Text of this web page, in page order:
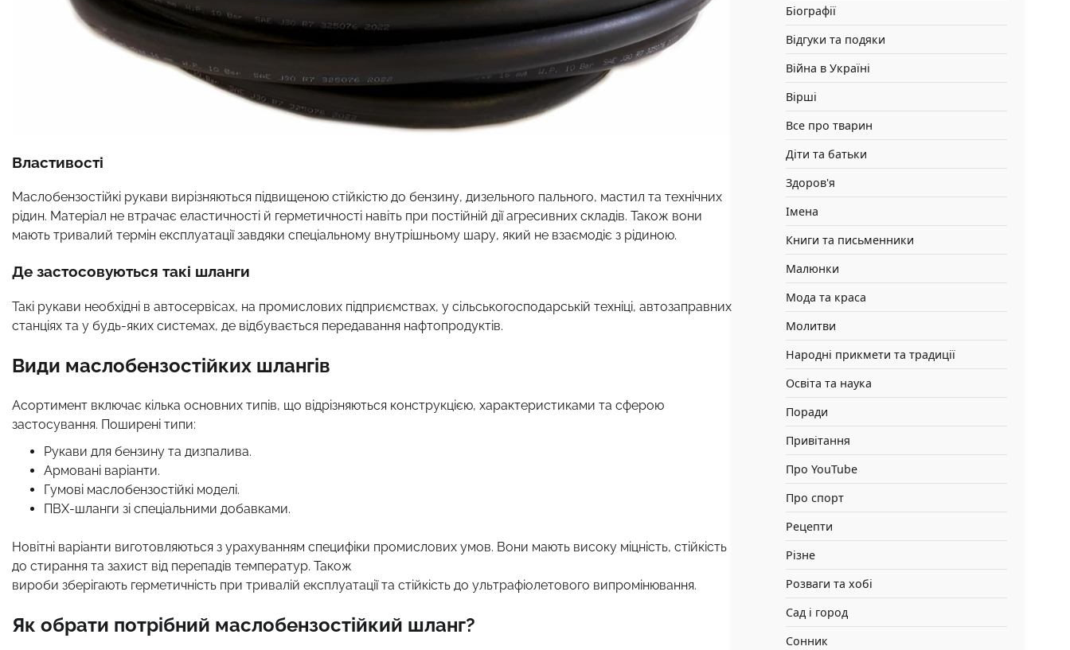
Властивості
Маслобензостійкі рукави вирізняються підвищеною стійкістю до бензину, дизельного пального, мастил та технічних
рідин. Матеріал не втрачає еластичності й герметичності навіть при постійній дії агресивних складів. Також вони
мають тривалий термін експлуатації завдяки спеціальному внутрішньому шару, який не взаємодіє з рідиною.
Де застосовуються такі шланги
Такі рукави необхідні в автосервісах, на промислових підприємствах, у сільськогосподарській техніці, автозаправних
станціях та у будь-яких системах, де відбувається передавання нафтопродуктів.
Види маслобензостійких шлангів
Асортимент включає кілька основних типів, що відрізняються конструкцією, характеристиками та сферою
застосування. Поширені типи:
Рукави для бензину та дизпалива.
Армовані варіанти.
Гумові маслобензостійкі моделі.
ПВХ-шланги зі спеціальними добавками.
Новітні варіанти виготовляються з урахуванням специфіки промислових умов. Вони мають високу міцність, стійкість
до стирання та захист від перепадів температур. Також
вироби зберігають герметичність при тривалій експлуатації та стійкість до ультрафіолетового випромінювання.
Як обрати потрібний маслобензостійкий шланг?
Біографії
Відгуки та подяки
Війна в Україні
Вірші
Все про тварин
Діти та батьки
Здоров'я
Імена
Книги та письменники
Малюнки
Мода та краса
Молитви
Народні прикмети та традиції
Освіта та наука
Поради
Привітання
Про YouTube
Про спорт
Рецепти
Різне
Розваги та хобі
Сад і город
Сонник